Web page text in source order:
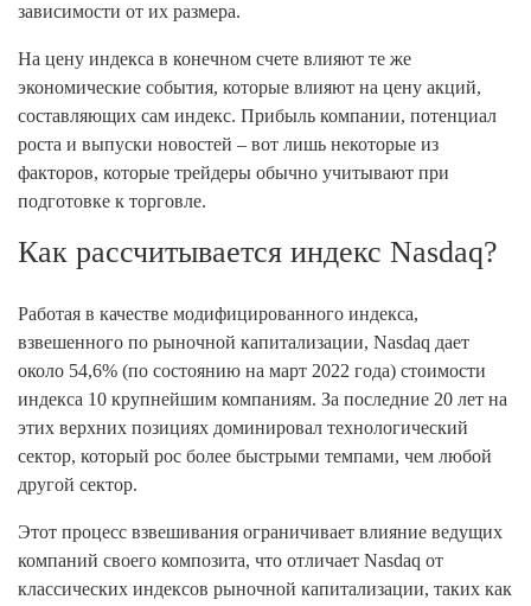
зависимости от их размера.
На цену индекса в конечном счете влияют те же
экономические события, которые влияют на цену акций,
составляющих сам индекс. Прибыль компании, потенциал
роста и выпуски новостей – вот лишь некоторые из
факторов, которые трейдеры обычно учитывают при
подготовке к торговле.
Как рассчитывается индекс Nasdaq?
Работая в качестве модифицированного индекса,
взвешенного по рыночной капитализации, Nasdaq дает
около 54,6% (по состоянию на март 2022 года) стоимости
индекса 10 крупнейшим компаниям. За последние 20 лет на
этих верхних позициях доминировал технологический
сектор, который рос более быстрыми темпами, чем любой
другой сектор.
Этот процесс взвешивания ограничивает влияние ведущих
компаний своего композита, что отличает Nasdaq от
классических индексов рыночной капитализации, таких как